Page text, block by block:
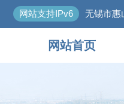
网站支持IPv6 无锡市惠
网站首页